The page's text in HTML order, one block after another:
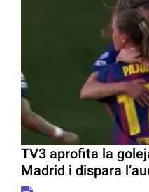
TV3 aprofita la
Madrid i dispara